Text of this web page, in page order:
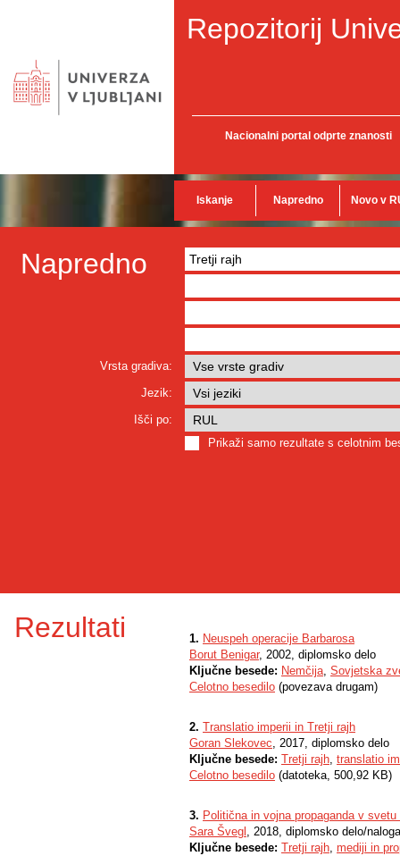
Repozitorij
Nacionalni portal odprte znanosti
Iskanje Napredno Novo v
Napredno
Vrsta gradiva:
Jezik:
Išči po:
Prikaži samo rezultate s celotnim
Rezultati 1. Neuspeh operacije Barbarosa
Borut Benigar, 2002, diplomsko delo
Ključne besede: Nemčija, Sovjetska
Celotno besedilo (povezava drugam)
2. Translatio imperii in Tretji rajh
Goran Slekovec, 2017, diplomsko delo
Ključne besede: Tretji rajh, translatio
Celotno besedilo (datoteka, 500,92 KB)
3. Politična in vojna propaganda v
Sara Švegl , 2018, diplomsko delo/naloga
Ključne besede: Tretji rajh, mediji in